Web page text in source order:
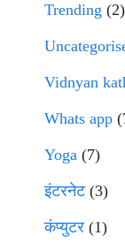
Trending (2)
Vidnyan
Whats app
Yoga (7)
इंटरनेट(3)
कंप्युटर (1)